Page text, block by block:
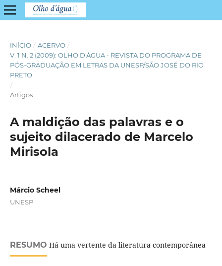
INÍCIO / ACERVO /
V. 1 N. 2 (2009): OLHO D'ÁGUA - REVISTA DO PROGRAMA DE
PÓS-GRADUAÇÃO EM LETRAS DA UNESP/SÃO JOSÉ DO RIO
PRETO
/
Artigos
A maldição das palavras e o
sujeito dilacerado de Marcelo
Mirisola
Márcio Scheel
UNESP
RESUMO Há uma vertente da literatura contemporânea